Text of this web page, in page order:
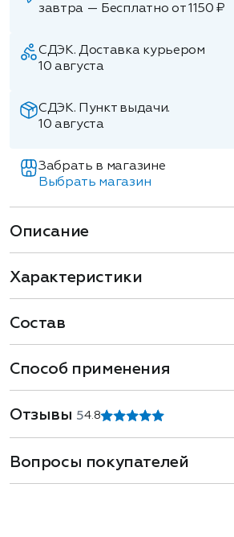
завтра — Бесплатно от 1150 ₽
СДЭК. Доставка курьером
10 августа
СДЭК. Пункт выдачи.
10 августа
Забрать в магазине
Выбрать магазин
Описание
Характеристики
Состав
Способ применения
Отзывы 54.8
Вопросы покупателей